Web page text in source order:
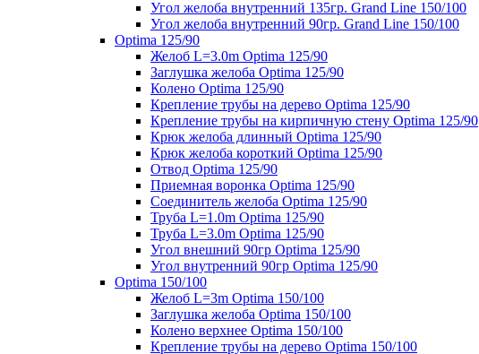
Угол желоба внутренний 135гр. Grand Line 150/100
Угол желоба внутренний 90гр. Grand Line 150/100
Optima 125/90
Желоб L=3.0m Optima 125/90
Заглушка желоба Optima 125/90
Колено Optima 125/90
Крепление трубы на дерево Optima 125/90
Крепление трубы на кирпичную стену Optima 125/90
Крюк желоба длинный Optima 125/90
Крюк желоба короткий Optima 125/90
Отвод Optima 125/90
Приемная воронка Optima 125/90
Соединитель желоба Optima 125/90
Труба L=1.0m Optima 125/90
Труба L=3.0m Optima 125/90
Угол внешний 90гр Optima 125/90
Угол внутренний 90гр Optima 125/90
Optima 150/100
Желоб L=3m Optima 150/100
Заглушка желоба Optima 150/100
Колено верхнее Optima 150/100
Крепление трубы на дерево Optima 150/100